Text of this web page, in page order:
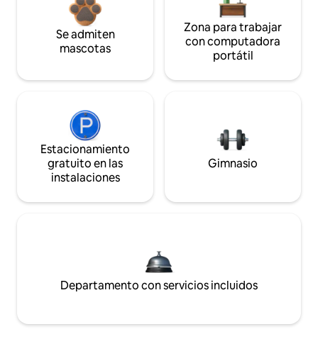
Se admiten
mascotas
Zona para trabajar
con computadora
portátil
Estacionamiento
gratuito en las
instalaciones
Gimnasio
Departamento con servicios incluidos